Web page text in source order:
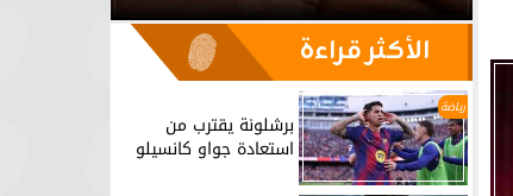
الأكثر قراءة
رياضة
برشلونة يقترب من
استعادة جواو كانسيلو